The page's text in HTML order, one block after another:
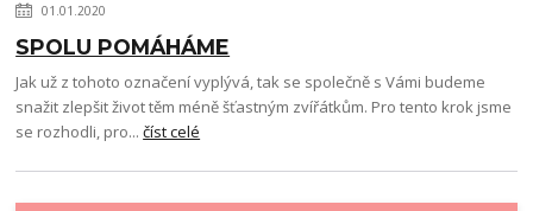
01.01.2020
SPOLU POMÁHÁME
Jak už z tohoto označení vyplývá, tak se společně s Vámi budeme
snažit zlepšit život těm méně šťastným zvířátkům. Pro tento krok jsme
se rozhodli, pro...číst celé